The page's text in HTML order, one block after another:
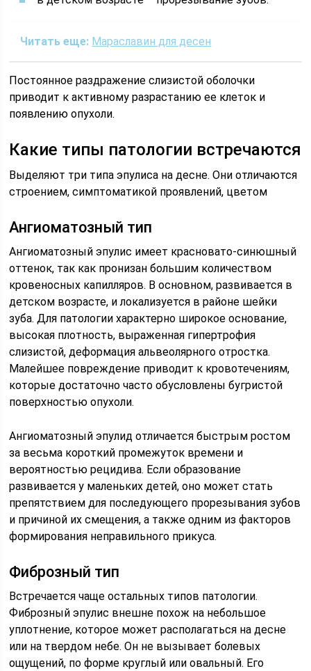
Читать еще: Мараславин для десен
Постоянное раздражение слизистой оболочки
приводит к активному разрастанию ее клеток и
появлению опухоли.
Какие типы патологии встречаются
Выделяют три типа эпулиса на десне. Они отличаются
строением, симптоматикой проявлений, цветом
Ангиоматозный тип
Ангиоматозный эпулис имеет красновато-синюшный
оттенок, так как пронизан большим количеством
кровеносных капилляров. В основном, развивается в
детском возрасте, и локализуется в районе шейки
зуба. Для патологии характерно широкое основание,
высокая плотность, выраженная гипертрофия
слизистой, деформация альвеолярного отростка.
Малейшее повреждение приводит к кровотечениям,
которые достаточно часто обусловлены бугристой
поверхностью опухоли.
Ангиоматозный эпулид отличается быстрым ростом
за весьма короткий промежуток времени и
вероятностью рецидива. Если образование
развивается у маленьких детей, оно может стать
препятствием для последующего прорезывания зубов
и причиной их смещения, а также одним из факторов
формирования неправильного прикуса.
Фиброзный тип
Встречается чаще остальных типов патологии.
Фиброзный эпулис внешне похож на небольшое
уплотнение, которое может располагаться на десне
или на твердом небе. Он не вызывает болевых
ощущений, по форме круглый или овальный. Его